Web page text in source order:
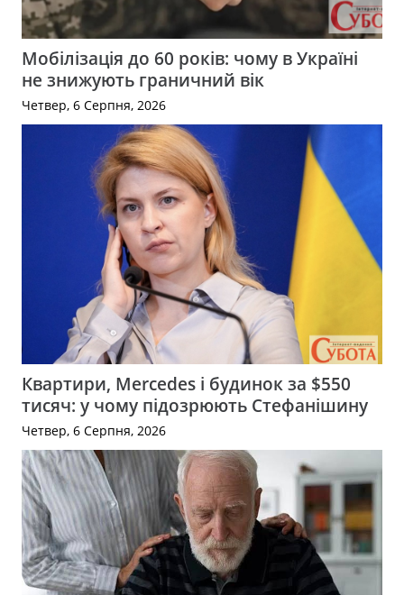
Мобілізація до 60 років: чому в Україні
не знижують граничний вік
Четвер, 6 Серпня, 2026
Квартири, Mercedes і будинок за $550
тисяч: у чому підозрюють Стефанішину
Четвер, 6 Серпня, 2026